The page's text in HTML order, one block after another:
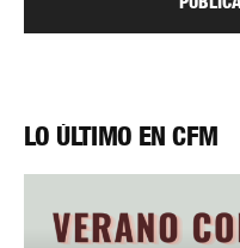
LO ÚLTIMO EN CFM